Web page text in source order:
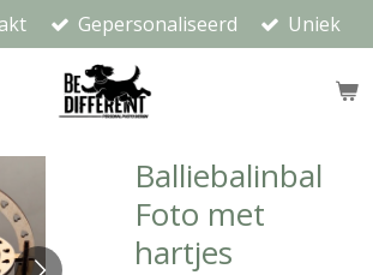
Gepersonaliseerd Uniek
Balliebalinbal
Foto met
hartjes